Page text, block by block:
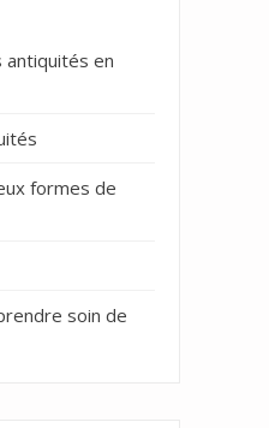
antiquités en
formes de
soin de